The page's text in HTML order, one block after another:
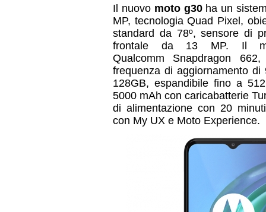
Il nuovo moto g30ha un
MP, tecnologia Quad Pixel,
standard da 78º, sensore di
frontale da 13 MP. Il
Qualcomm Snapdragon
frequenza di aggiornamento
128GB, espandibile fino a
5000 mAh con caricabatterie
di alimentazione con 20
con My UX e Moto Experience.